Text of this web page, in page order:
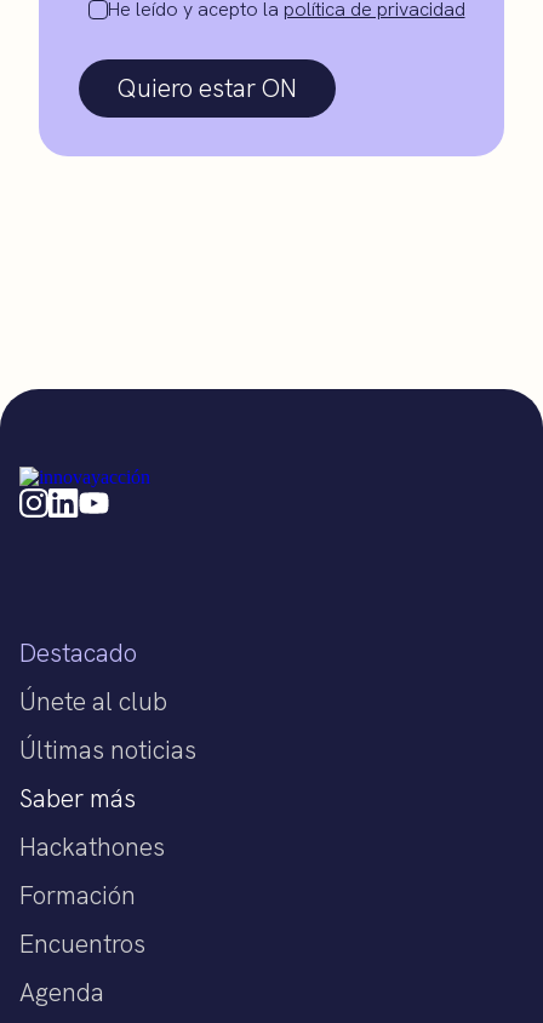
He leído y acepto la política de privacidad
Quiero estar ON
Destacado
Únete al club
Últimas noticias
Saber más
Hackathones
Formación
Encuentros
Agenda